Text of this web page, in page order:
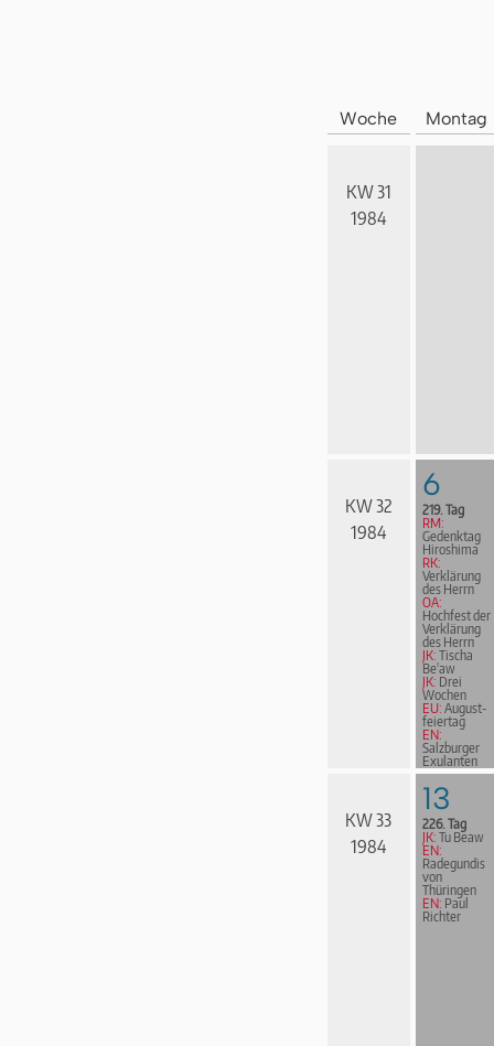
Woche Montag
KW 31
1984
KW 32
1984
6
219. Tag
RM:
Gedenktag
Hiroshima
RK:
Verklärung
des Herrn
OA:
Hochfest der
Verklärung
des Herrn
JK: Tischa
Be'aw
JK: Drei
Wochen
EU: August­
fei­er­tag
EN:
Salzburger
Exulanten
KW 33
1984
13
226. Tag
JK: Tu Beaw
EN:
Radegundis
von
Thüringen
EN: Paul
Richter